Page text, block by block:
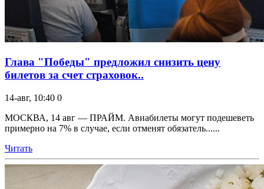
Глава "Победы" предложил снизить цену
билетов за счет страховок..
14-авг, 10:40 0
МОСКВА, 14 авг — ПРАЙМ. Авиабилеты могут подешеветь
примерно на 7% в случае, если отменят обязатель......
Читать